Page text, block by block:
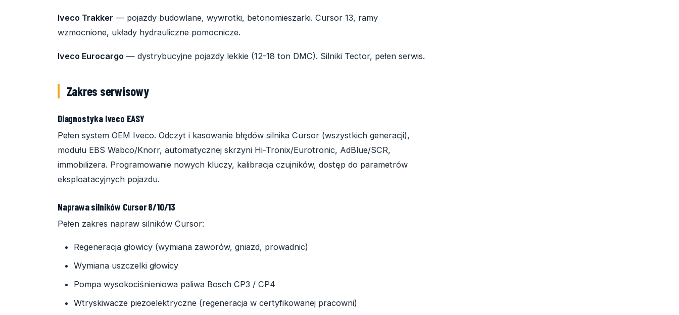
Iveco Trakker — pojazdy budowlane, wywrotki, betonomieszarki. Cursor 13, ramy
wzmocnione, układy hydrauliczne pomocnicze.
Iveco Eurocargo — dystrybucyjne pojazdy lekkie (12-18 ton DMC). Silniki Tector, pełen serwis.
Zakres serwisowy
Diagnostyka Iveco EASY
Pełen system OEM Iveco. Odczyt i kasowanie błędów silnika Cursor (wszystkich generacji),
modułu EBS Wabco/Knorr, automatycznej skrzyni Hi-Tronix/Eurotronic, AdBlue/SCR,
immobilizera. Programowanie nowych kluczy, kalibracja czujników, dostęp do parametrów
eksploatacyjnych pojazdu.
Naprawa silników Cursor 8/10/13
Pełen zakres napraw silników Cursor:
Regeneracja głowicy (wymiana zaworów, gniazd, prowadnic)
Wymiana uszczelki głowicy
Pompa wysokociśnieniowa paliwa Bosch CP3 / CP4
Wtryskiwacze piezoelektryczne (regeneracja w certyfikowanej pracowni)